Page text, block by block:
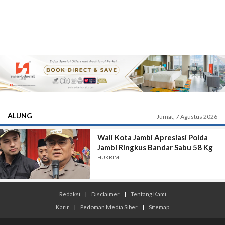
ALUNG Jumat, 7 Agustus 2026
Wali Kota Jambi Apresiasi Polda
Jambi Ringkus Bandar Sabu 58 Kg
HUKRIM
Redaksi | Disclaimer |
Tentang Kami
Karir
| Pedoman Media Siber | Sitemap